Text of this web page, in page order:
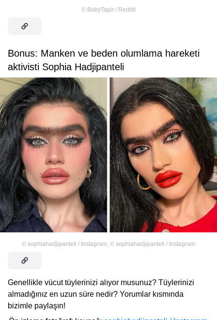
© BabyTapir / Reddit
Bonus: Manken ve beden olumlama hareketi
aktivisti Sophia Hadjipanteli
© sophiahadjipanteli / Instagram, © sophiahadjipanteli / Instagram
Genellikle vücut tüylerinizi alıyor musunuz? Tüylerinizi
almadığınız en uzun süre nedir? Yorumlar kısmında
bizimle paylaşın!